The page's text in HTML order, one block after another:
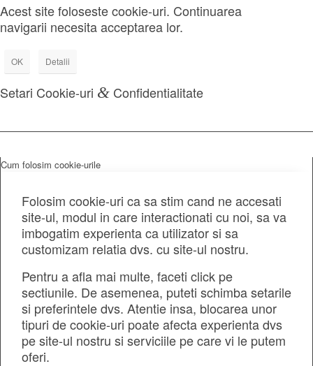
Acest site foloseste cookie-uri. Continuarea
navigarii necesita acceptarea lor.
OK Detalii
Setari Cookie-uri & Confidentialitate
Cum folosim cookie-urile
Folosim cookie-uri ca sa stim cand ne accesati
site-ul, modul in care interactionati cu noi, sa va
imbogatim experienta ca utilizator si sa
customizam relatia dvs. cu site-ul nostru.
Pentru a afla mai multe, faceti click pe
sectiunile. De asemenea, puteti schimba setarile
si preferintele dvs. Atentie insa, blocarea unor
tipuri de cookie-uri poate afecta experienta dvs
pe site-ul nostru si serviciile pe care vi le putem
oferi.